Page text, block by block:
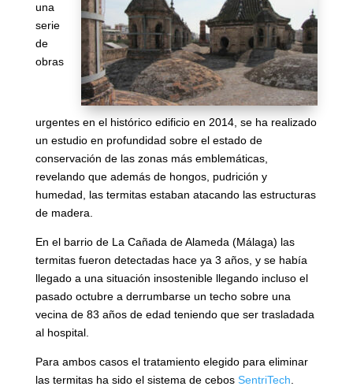
una
serie
de
obras
urgentes en el histórico edificio en 2014, se ha realizado
un estudio en profundidad sobre el estado de
conservación de las zonas más emblemáticas,
revelando que además de hongos, pudrición y
humedad, las termitas estaban atacando las estructuras
de madera.
En el barrio de La Cañada de Alameda (Málaga) las
termitas fueron detectadas hace ya 3 años, y se había
llegado a una situación insostenible llegando incluso el
pasado octubre a derrumbarse un techo sobre una
vecina de 83 años de edad teniendo que ser trasladada
al hospital.
Para ambos casos el tratamiento elegido para eliminar
las termitas ha sido el sistema de cebos SentriTech.